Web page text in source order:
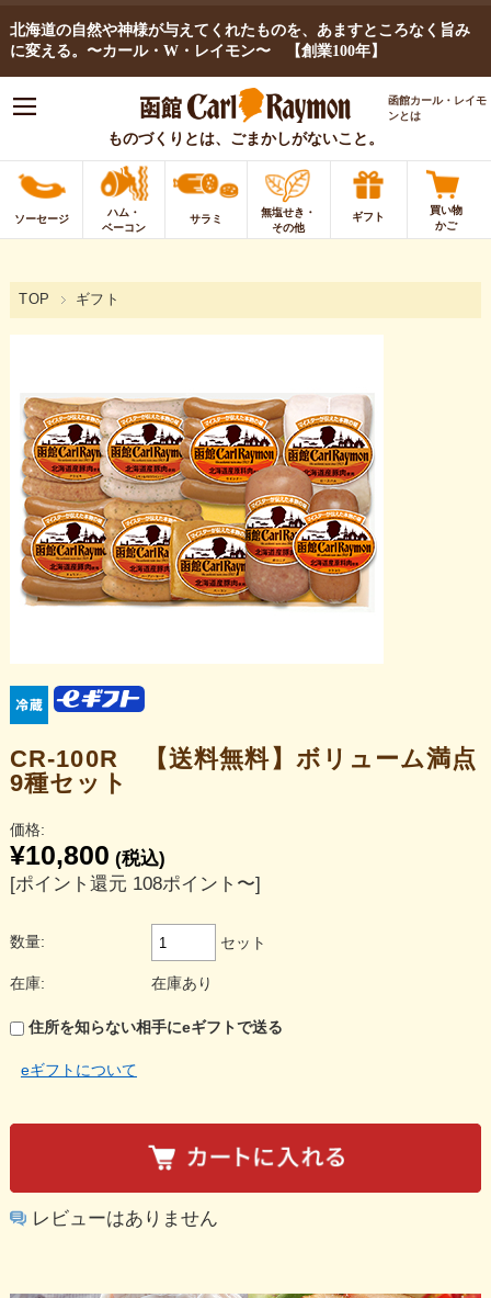
北海道の自然や神様が与えてくれたものを、あますところなく旨み
に変える。〜カール・W・レイモン〜 【創業100年】
ものづくりとは、ごまかしがないこと。
函館カール・レイモ
ンとは
ソーセージ
ハム・
ベーコン
サラミ
無塩せき・
その他
ギフト
買い物
かご
TOP ギフト
CR-100R 【送料無料】ボリューム満点
9種セット
価格:
¥10,800 (税込)
[ポイント還元 108ポイント〜]
数量: セット
在庫: 在庫あり
住所を知らない相手にeギフトで送る
eギフトについて
レビューはありません